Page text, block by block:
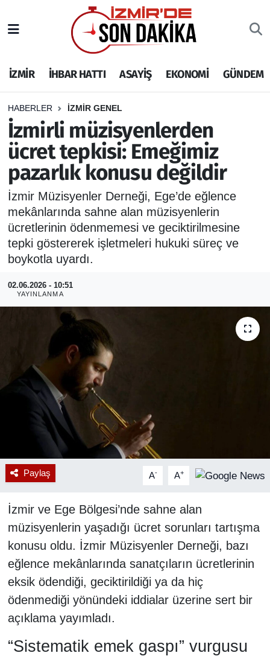
İZMİR İHBAR HATTI ASAYİŞ EKONOMİ GÜNDEM
HABERLER İZMİR GENEL
İzmirli müzisyenlerden
ücret tepkisi: Emeğimiz
pazarlık konusu değildir
İzmir Müzisyenler Derneği, Ege’de eğlence
mekânlarında sahne alan müzisyenlerin
ücretlerinin ödenmemesi ve geciktirilmesine
tepki göstererek işletmeleri hukuki süreç ve
boykotla uyardı.
02.06.2026 - 10:51
YAYINLANMA
Paylaş A- A+
İzmir ve Ege Bölgesi’nde sahne alan
müzisyenlerin yaşadığı ücret sorunları tartışma
konusu oldu. İzmir Müzisyenler Derneği, bazı
eğlence mekânlarında sanatçıların ücretlerinin
eksik ödendiği, geciktirildiği ya da hiç
ödenmediği yönündeki iddialar üzerine sert bir
açıklama yayımladı.
“Sistematik emek gaspı” vurgusu
İHBAR HATTI
DEPREM
GENEL
EKONOMİ
SİYASET
SPOR
ASAYİŞ
RESMİ REKLAM
İzmir Nöbetçi Eczaneler
İzmir Hava Durumu
İzmir Namaz Vakitleri
İzmir Trafik Yoğunluk Haritası
Puan Durumu ve Fikstür
Tüm Manşetler
Son Dakika Haberleri
Haber Arşivi